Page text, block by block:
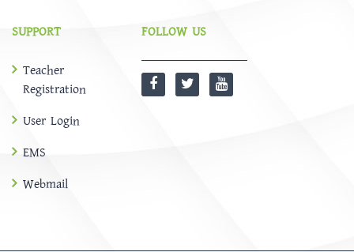
SUPPORT
Teacher
Registration
User Login
EMS
Webmail
FOLLOW US